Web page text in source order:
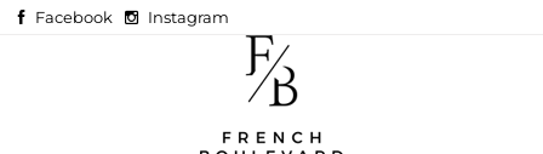
Facebook Instagram